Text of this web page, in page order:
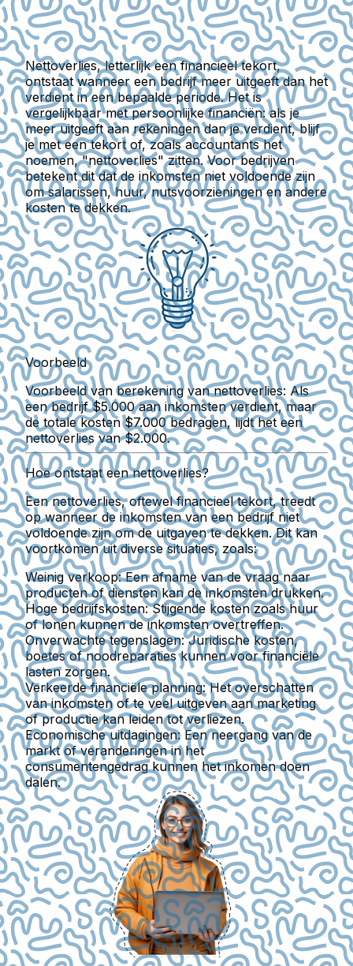
Nettoverlies, letterlijk een financieel tekort,
ontstaat wanneer een bedrijf meer uitgeeft dan het
verdient in een bepaalde periode. Het is
vergelijkbaar met persoonlijke financiën: als je
meer uitgeeft aan rekeningen dan je verdient, blijf
je met een tekort of, zoals accountants het
noemen, "nettoverlies" zitten. Voor bedrijven
betekent dit dat de inkomsten niet voldoende zijn
om salarissen, huur, nutsvoorzieningen en andere
kosten te dekken.
Voorbeeld
Voorbeeld van berekening van nettoverlies: Als
een bedrijf $5.000 aan inkomsten verdient, maar
de totale kosten $7.000 bedragen, lijdt het een
nettoverlies van $2.000.
Hoe ontstaat een nettoverlies?
Een nettoverlies, oftewel financieel tekort, treedt
op wanneer de inkomsten van een bedrijf niet
voldoende zijn om de uitgaven te dekken. Dit kan
voortkomen uit diverse situaties, zoals:
Weinig verkoop:Een afname van de vraag naar
producten of diensten kan de inkomsten drukken.
Hoge bedrijfskosten:Stijgende kosten zoals huur
of lonen kunnen de inkomsten overtreffen.
Onverwachte tegenslagen:Juridische kosten,
boetes of noodreparaties kunnen voor financiële
lasten zorgen.
Verkeerde financiële planning:Het overschatten
van inkomsten of te veel uitgeven aan marketing
of productie kan leiden tot verliezen.
Economische uitdagingen:Een neergang van de
markt of veranderingen in het
consumentengedrag kunnen het inkomen doen
dalen.